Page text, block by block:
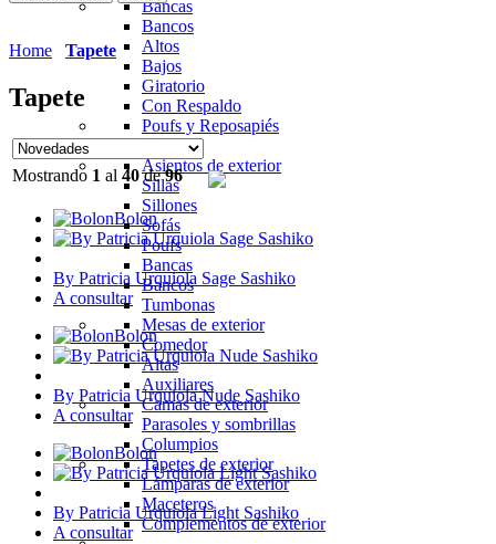
Bancas
Bancos
Altos
Bajos
Giratorio
Con Respaldo
Poufs y Reposapiés
Exterior
Asientos de exterior
Sillas
Sillones
Sofás
Poufs
Bancas
Bancos
Tumbonas
Mesas de exterior
Comedor
Altas
Auxiliares
Camas de exterior
Parasoles y sombrillas
Columpios
Tapetes de exterior
Lámparas de exterior
Maceteros
Complementos de exterior
Home Tapete
Tapete
Mostrando 1 al 40de 96
Bolon
By Patricia Urquiola Sage Sashiko
A consultar
Bolon
By Patricia Urquiola Nude Sashiko
A consultar
Bolon
By Patricia Urquiola Light Sashiko
A consultar